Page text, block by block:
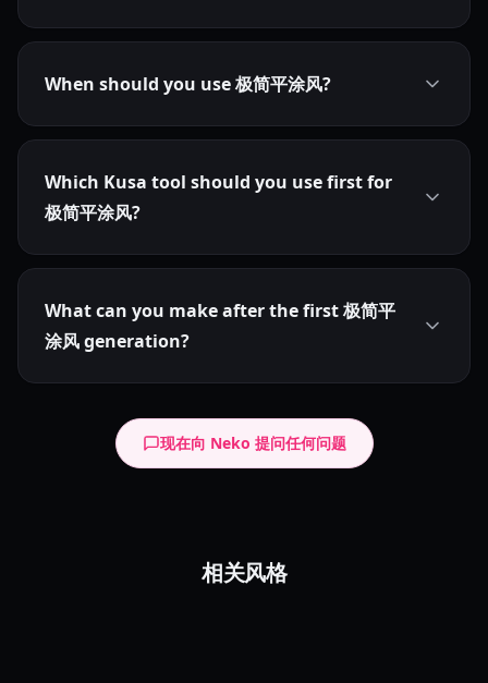
When should you use 极简平涂风?
Which Kusa tool should you use first for
极简平涂风?
What can you make after the first 极简平
涂风 generation?
现在向 Neko 提问任何问题
相关风格